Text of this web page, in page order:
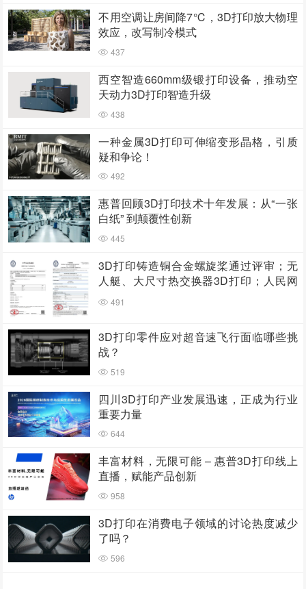
不用空调让房间降7℃，3D打印放大物理
效应，改写制冷模式
437
西空智造660mm级锻打印设备，推动空
天动力3D打印智造升级
438
一种金属3D打印可伸缩变形晶格，引质
疑和争论！
492
惠普回顾3D打印技术十年发展：从“一张
白纸” 到颠覆性创新
445
3D打印铸造铜合金螺旋桨通过评审；无
人艇、大尺寸热交换器3D打印；人民网
报道两家3D打印企业
491
3D打印零件应对超音速飞行面临哪些挑
战？
519
四川3D打印产业发展迅速，正成为行业
重要力量
644
丰富材料，无限可能 – 惠普3D打印线上
直播，赋能产品创新
958
3D打印在消费电子领域的讨论热度减少
了吗？
596